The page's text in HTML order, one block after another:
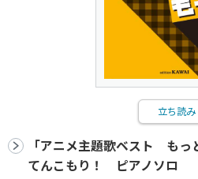
立ち読み
「アニメ主題歌ベスト もっ
てんこもり！ ピアノソロ